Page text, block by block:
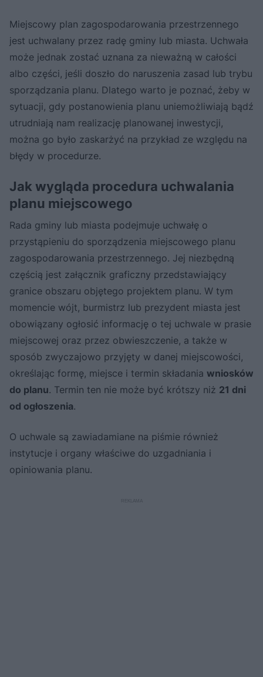
Miejscowy plan zagospodarowania przestrzennego
jest uchwalany przez radę gminy lub miasta. Uchwała
może jednak zostać uznana za nieważną w całości
albo części, jeśli doszło do naruszenia zasad lub trybu
sporządzania planu. Dlatego warto je poznać, żeby w
sytuacji, gdy postanowienia planu uniemożliwiają bądź
utrudniają nam realizację planowanej inwestycji,
można go było zaskarżyć na przykład ze względu na
błędy w procedurze.
Jak wygląda procedura uchwalania
planu miejscowego
Rada gminy lub miasta podejmuje uchwałę o
przystąpieniu do sporządzenia miejscowego planu
zagospodarowania przestrzennego. Jej niezbędną
częścią jest załącznik graficzny przedstawiający
granice obszaru objętego projektem planu. W tym
momencie wójt, burmistrz lub prezydent miasta jest
obowiązany ogłosić informację o tej uchwale w prasie
miejscowej oraz przez obwieszczenie, a także w
sposób zwyczajowo przyjęty w danej miejscowości,
określając formę, miejsce i termin składania wniosków
do planu. Termin ten nie może być krótszy niż 21 dni
od ogłoszenia.
O uchwale są zawiadamiane na piśmie również
instytucje i organy właściwe do uzgadniania i
opiniowania planu.